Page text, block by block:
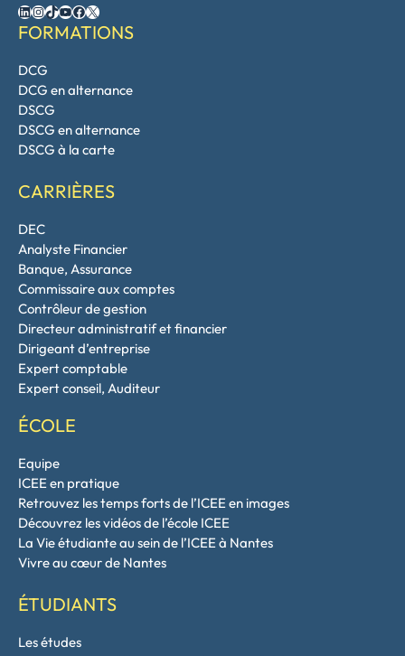
LinkedIn
Instagram
TikTok
YouTube
Facebook
X
FORMATIONS
DCG
DCG en alternance
DSCG
DSCG en alternance
DSCG à la carte
CARRIÈRES
DEC
Analyste Financier
Banque, Assurance
Commissaire aux comptes
Contrôleur de gestion
Directeur administratif et financier
Dirigeant d’entreprise
Expert comptable
Expert conseil, Auditeur
ÉCOLE
Equipe
ICEE en pratique
Retrouvez les temps forts de l’ICEE en images
Découvrez les vidéos de l’école ICEE
La Vie étudiante au sein de l’ICEE à Nantes
Vivre au cœur de Nantes
ÉTUDIANTS
Les études